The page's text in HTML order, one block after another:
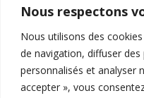
Nous respectons
Nous utilisons des
de navigation, diffuser
personnalisés et analyser
accepter », vous
396 - 398 Galeries de la
1050 Ixelles